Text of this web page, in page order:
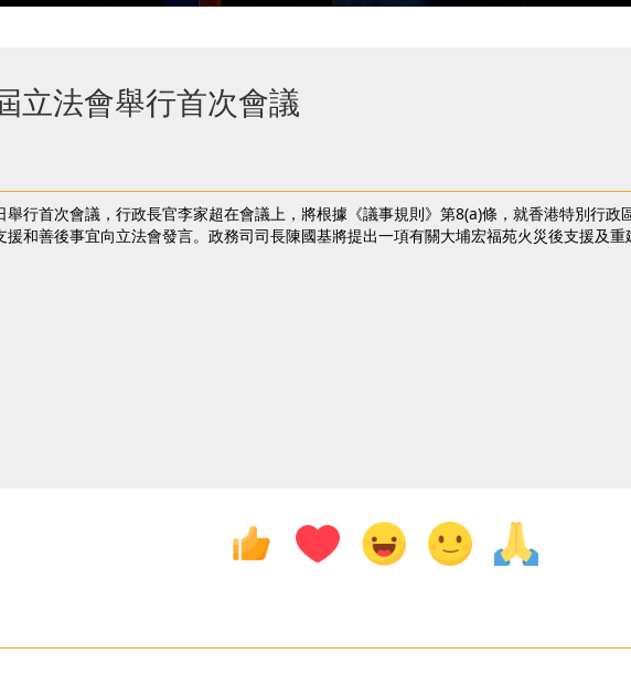
立法會舉行首次會議
舉行首次會議，行政長官李家超在會議上，將根據《議事規則》第8(a)條，就香港特別行
援和善後事宜向立法會發言。政務司司長陳國基將提出一項有關大埔宏福苑火災後支援及